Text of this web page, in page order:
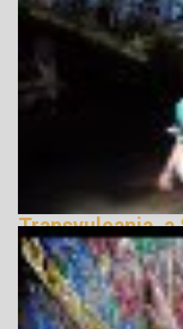
Transvulcania,
legszebb futama
150163 Nézetek